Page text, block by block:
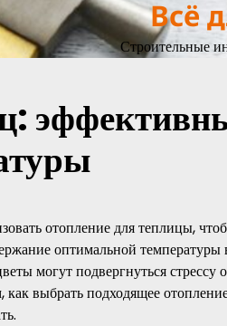
Всё
Строительные
отопление для теплицы,
оптимальной
могут подвергнуться стрессу
как выбрать подходящее